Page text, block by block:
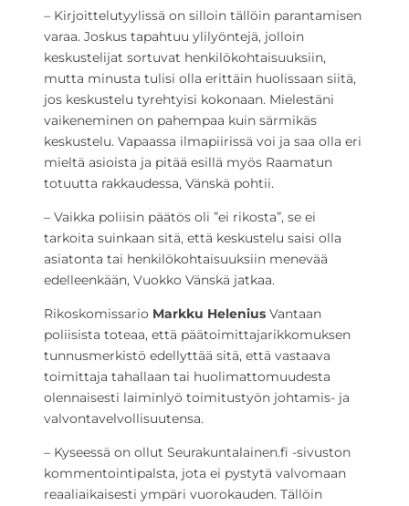
– Kirjoittelutyylissä on silloin tällöin parantamisen
varaa. Joskus tapahtuu ylilyöntejä, jolloin
keskustelijat sortuvat henkilökohtaisuuksiin,
mutta minusta tulisi olla erittäin huolissaan siitä,
jos keskustelu tyrehtyisi kokonaan. Mielestäni
vaikeneminen on pahempaa kuin särmikäs
keskustelu. Vapaassa ilmapiirissä voi ja saa olla eri
mieltä asioista ja pitää esillä myös Raamatun
totuutta rakkaudessa, Vänskä pohtii.
– Vaikka poliisin päätös oli ”ei rikosta”, se ei
tarkoita suinkaan sitä, että keskustelu saisi olla
asiatonta tai henkilökohtaisuuksiin menevää
edelleenkään, Vuokko Vänskä jatkaa.
Rikoskomissario Markku Helenius Vantaan
poliisista toteaa, että päätoimittajarikkomuksen
tunnusmerkistö edellyttää sitä, että vastaava
toimittaja tahallaan tai huolimattomuudesta
olennaisesti laiminlyö toimitustyön johtamis- ja
valvontavelvollisuutensa.
– Kyseessä on ollut Seurakuntalainen.fi -sivuston
kommentointipalsta, jota ei pystytä valvomaan
reaaliaikaisesti ympäri vuorokauden. Tällöin